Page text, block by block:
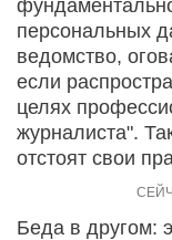
персональных
ведомство,
если
целях
журналиста".
отстоят свои
Беда в другом: